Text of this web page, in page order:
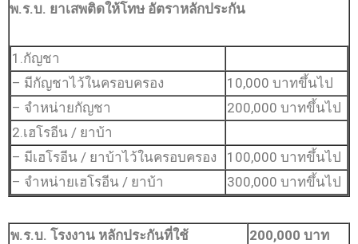
พ.ร.บ. ยาเสพติดให้โทษ อัตราหลักประกัน
1.กัญชา
– มีกัญชาไว้ในครอบครอง
10,000 บาทขึ้นไป
– จำหน่ายกัญชา
200,000 บาทขึ้นไป
2.เฮโรอีน / ยาบ้า
– มีเฮโรอีน / ยาบ้าไว้ในครอบครอง
100,000 บาทขึ้นไป
– จำหน่ายเฮโรอีน / ยาบ้า
300,000 บาทขึ้นไป
พ.ร.บ. โรงงาน หลักประกันที่ใช้
200,000 บาท